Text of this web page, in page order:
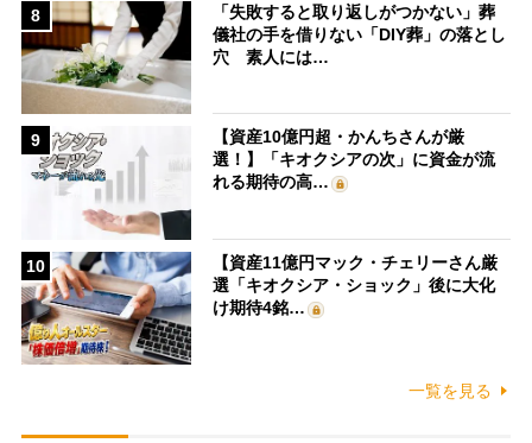
8
「失敗すると取り返しがつかない」葬
儀社の手を借りない「DIY葬」の落とし
穴 素人には…
9
【資産10億円超・かんちさんが厳
選！】「キオクシアの次」に資金が流
れる期待の高…
10
【資産11億円マック・チェリーさん厳
選「キオクシア・ショック」後に大化
け期待4銘…
一覧を見る